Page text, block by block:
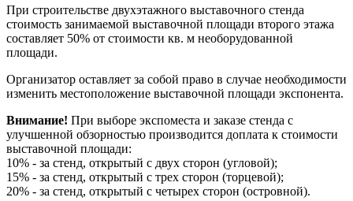
При строительстве двухэтажного выставочного стенда
стоимость занимаемой выставочной площади второго этажа
составляет 50% от стоимости кв. м необорудованной
площади.
Организатор оставляет за собой право в случае необходимости
изменить местоположение выставочной площади экспонента.
Внимание! При выборе экспоместа и заказе стенда с
улучшенной обзорностью производится доплата к стоимости
выставочной площади:
10% - за стенд, открытый с двух сторон (угловой);
15% - за стенд, открытый с трех сторон (торцевой);
20% - за стенд, открытый с четырех сторон (островной).